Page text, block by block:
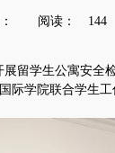
阅读： 144
展留学生公寓安全
际学院联合学生